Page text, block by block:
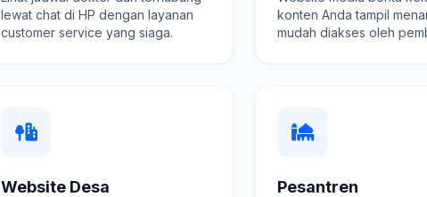
lewat chat di HP dengan layanan
customer service yang siaga.
konten Anda tampil
mudah diakses oleh
Website Desa Pesantren